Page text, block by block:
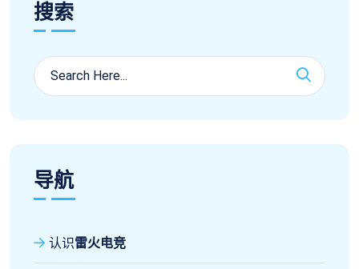
搜索
导航
认识雷火电竞